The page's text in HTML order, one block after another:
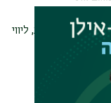
יעדים ותוצאות, ליווי
לצוות